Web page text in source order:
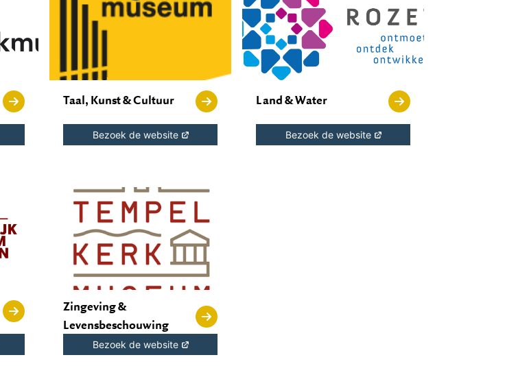
Taal, Kunst & Cultuur
Bezoek de website
Land & Water
Bezoek de website
Zingeving &
Levensbeschouwing
Bezoek de website